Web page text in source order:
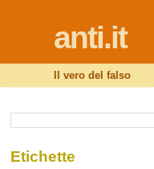
anti.it
Il vero del falso
Etichette